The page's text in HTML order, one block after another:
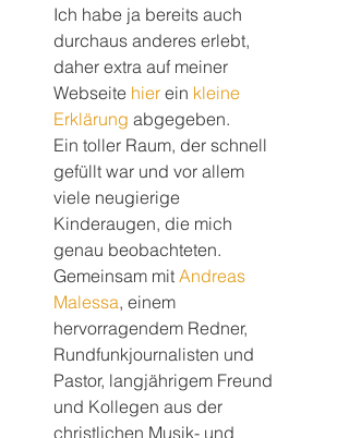
Ich habe ja bereits auch
durchaus anderes erlebt,
daher extra auf meiner
Webseite hier ein kleine
Erklärung abgegeben.
Ein toller Raum, der schnell
gefüllt war und vor allem
viele neugierige
Kinderaugen, die mich
genau beobachteten.
Gemeinsam mit Andreas
Malessa, einem
hervorragendem Redner,
Rundfunkjournalisten und
Pastor, langjährigem Freund
und Kollegen aus der
christlichen Musik- und